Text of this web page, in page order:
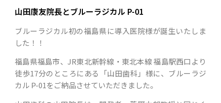
山田康友院長とブルーラジカル P-01
ブルーラジカル初の福島県に導入医院様が誕生いたしま
した！！
福島県福島市、JR東北新幹線・東北本線 福島駅西口より
徒歩17分のところにある「山田歯科」様に、ブルーラジ
カル P-01をご納品させていただきました。